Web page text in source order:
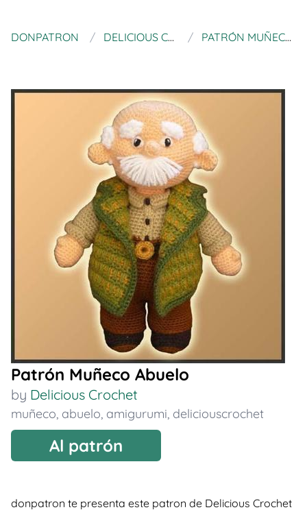
DONPATRON DELICIOUS CROCHET PATRÓN MUÑECO ABUELO
Patrón Muñeco Abuelo
by Delicious Crochet
muñeco, abuelo, amigurumi, deliciouscrochet
Al patrón
donpatron te presenta este patron de Delicious Crochet